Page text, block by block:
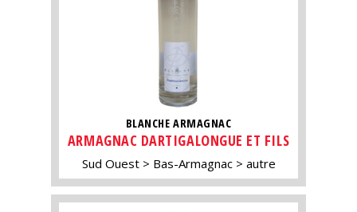
BLANCHE ARMAGNAC
ARMAGNAC DARTIGALONGUE ET FILS
Sud Ouest Bas-Armagnac autre